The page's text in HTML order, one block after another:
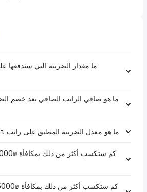
ما هو معدل الضريبة المطبق على راتب ₪‏٨٥٬٠٠٠ في إسرائيل؟